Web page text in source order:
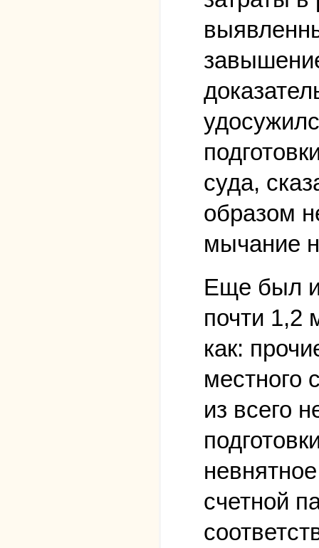
суда,
образом
мычание
Еще был
почти 1,2
как:
местного
из всего
счетной